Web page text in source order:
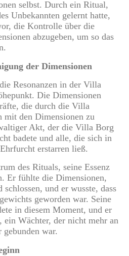
selbst. Durch ein Ritual,
Unbekannten gelernt hatte,
die Kontrolle über die
abzugeben, um so das
der Dimensionen
Resonanzen in der Villa
Die Dimensionen
die durch die Villa
mit den Dimensionen zu
Akt, der die Villa Borg
badete und alle, die sich in
erstarren ließ.
des Rituals, seine Essenz
Er fühlte die Dimensionen,
und er wusste, dass
geworden war. Seine
in diesem Moment, und er
Wächter, der nicht mehr an
war.